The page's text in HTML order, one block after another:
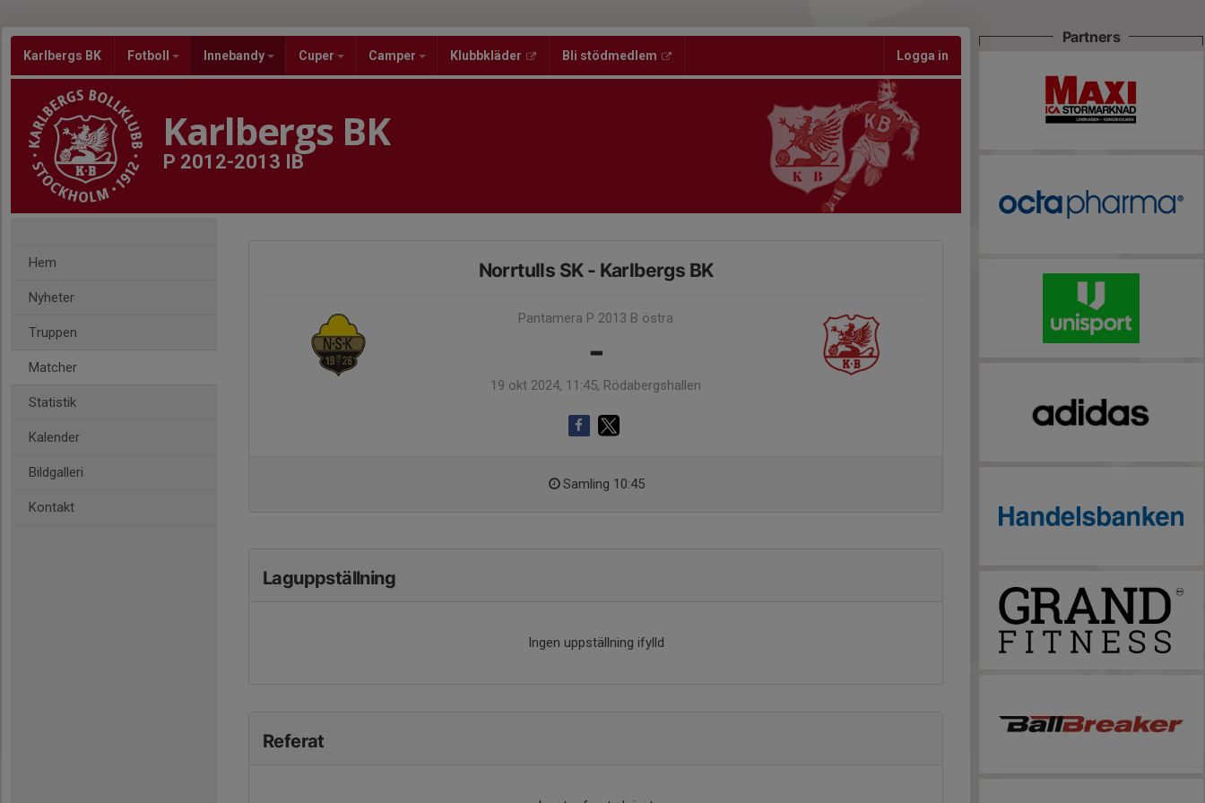
Karlbergs BK Fotboll Innebandy Cuper Camper Klubbkläder Bli stödmedlem Logga in
Karlbergs BK
P 2012-2013 IB
Hem
Nyheter
Truppen
Matcher
Statistik
Kalender
Bildgalleri
Kontakt
Norrtulls SK - Karlbergs BK
Pantamera P 2013 B östra
-
19 okt 2024, 11:45, Rödabergshallen
Samling 10:45
Laguppställning
Ingen uppställning ifylld
Referat
Partners